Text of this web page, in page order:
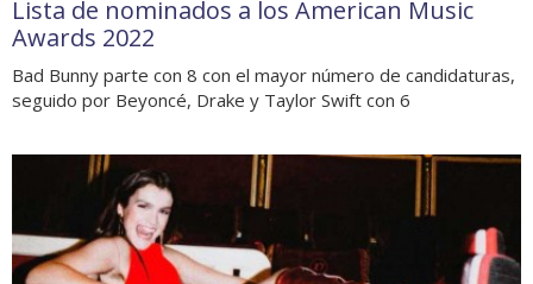
Lista de nominados a los American Music
Awards 2022
Bad Bunny parte con 8 con el mayor número de candidaturas,
seguido por Beyoncé, Drake y Taylor Swift con 6